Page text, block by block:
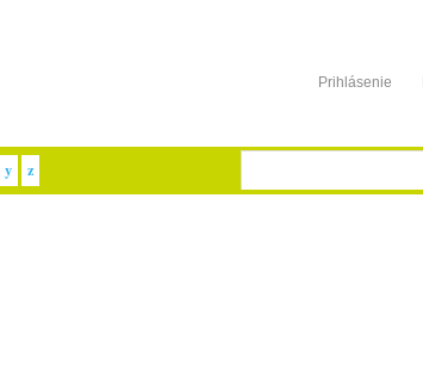
Prihlásenie
y z